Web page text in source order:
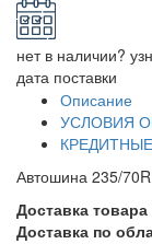
нет в наличии?
дата поставки
Описание
УСЛОВИЯ
Автошина 235/
Доставка
Доставка по